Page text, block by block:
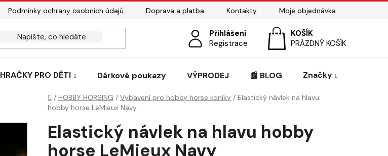
Podmínky ochrany osobních údajů Doprava a platba Kontakty Moje objednávka
Přihlášení
Registrace
NÁKUPNÍ
KOŠÍK
PRÁZDNÝ KOŠÍK
HRAČKY PRO DĚTI Dárkové poukazy VÝPRODEJ 📰 BLOG Značky
Domů
/ HOBBY HORSING / Vybavení pro hobby horse koníky / Elastický návlek na hlavu
hobby horse LeMieux Navy
Elastický návlek na hlavu hobby
horse LeMieux Navy